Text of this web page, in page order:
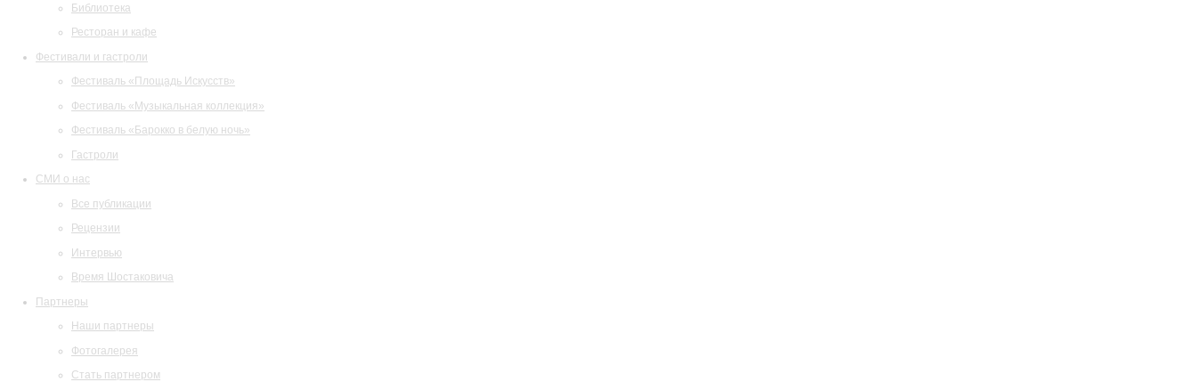
Библиотека
Ресторан и кафе
Фестивали и гастроли
Фестиваль «Площадь Искусств»
Фестиваль «Музыкальная коллекция»
Фестиваль «Барокко в белую ночь»
Гастроли
СМИ о нас
Все публикации
Рецензии
Интервью
Время Шостаковича
Партнеры
Наши партнеры
Фотогалерея
Стать партнером